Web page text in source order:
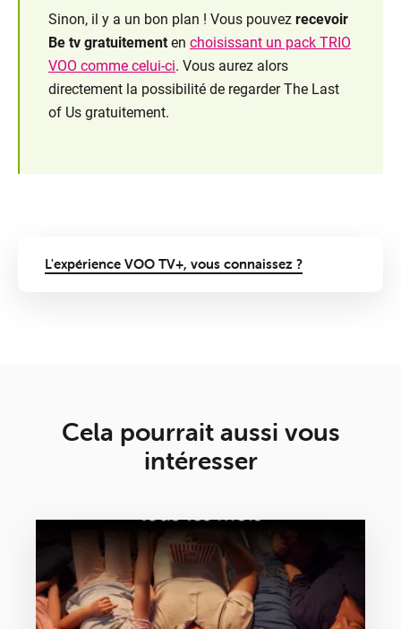
Sinon, il y a un bon plan ! Vous pouvezrecevoir
Be tv gratuitementen choisissant un pack TRIO
VOO comme celui-ci. Vous aurez alors
directement la possibilité de regarder The Last
of Us gratuitement.
L'expérience VOO TV+, vous connaissez ?
Cela pourrait aussi vous
intéresser